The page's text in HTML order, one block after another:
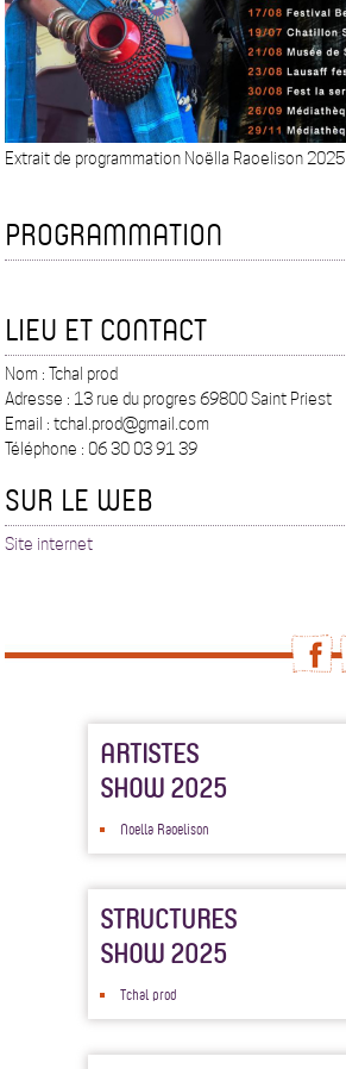
Extrait de programmation Noëlla Raoelison 2025
PROGRAMMATION
LIEU ET CONTACT
Nom : Tchal prod
Adresse : 13 rue du progres 69800 Saint Priest
Email : tchal.prod@gmail.com
Téléphone : 06 30 03 91 39
SUR LE WEB
Site internet
ARTISTES
SHOW 2025
Noella Raoelison
STRUCTURES
SHOW 2025
Tchal prod